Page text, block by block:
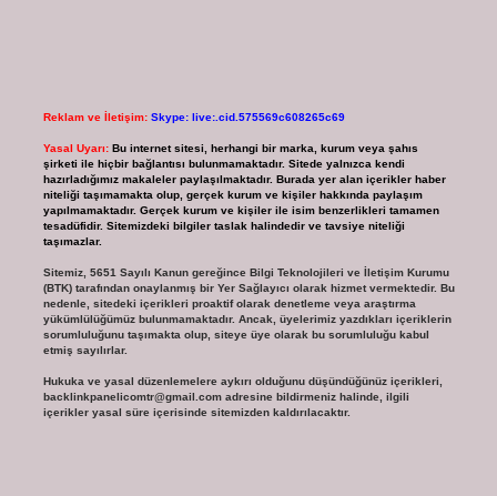
Reklam ve İletişim: Skype: live:.cid.575569c608265c69
Yasal Uyarı: Bu internet sitesi, herhangi bir marka, kurum veya şahıs
şirketi ile hiçbir bağlantısı bulunmamaktadır. Sitede yalnızca kendi
hazırladığımız makaleler paylaşılmaktadır. Burada yer alan içerikler haber
niteliği taşımamakta olup, gerçek kurum ve kişiler hakkında paylaşım
yapılmamaktadır. Gerçek kurum ve kişiler ile isim benzerlikleri tamamen
tesadüfidir. Sitemizdeki bilgiler taslak halindedir ve tavsiye niteliği
taşımazlar.
Sitemiz, 5651 Sayılı Kanun gereğince Bilgi Teknolojileri ve İletişim Kurumu
(BTK) tarafından onaylanmış bir Yer Sağlayıcı olarak hizmet vermektedir. Bu
nedenle, sitedeki içerikleri proaktif olarak denetleme veya araştırma
yükümlülüğümüz bulunmamaktadır. Ancak, üyelerimiz yazdıkları içeriklerin
sorumluluğunu taşımakta olup, siteye üye olarak bu sorumluluğu kabul
etmiş sayılırlar.
Hukuka ve yasal düzenlemelere aykırı olduğunu düşündüğünüz içerikleri,
backlinkpanelicomtr@gmail.comadresine bildirmeniz halinde, ilgili
içerikler yasal süre içerisinde sitemizden kaldırılacaktır.